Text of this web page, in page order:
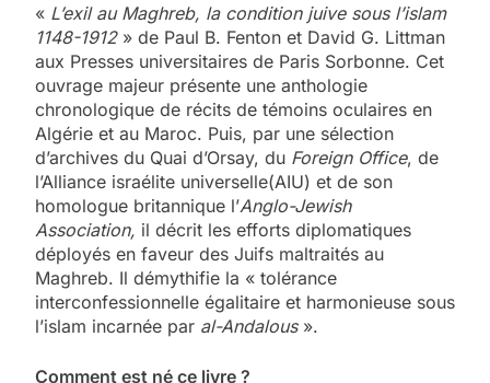
« L’exil au Maghreb, la condition juive sous l’islam
1148-1912» de Paul B. Fenton et David G. Littman
aux Presses universitaires de Paris Sorbonne. Cet
ouvrage majeur présente une anthologie
chronologique de récits de témoins oculaires en
Algérie et au Maroc. Puis, par une sélection
d’archives du Quai d’Orsay, du Foreign Office, de
l’Alliance israélite universelle(AIU) et de son
homologue britannique l’Anglo-Jewish
Association, il décrit les efforts diplomatiques
déployés en faveur des Juifs maltraités au
Maghreb. Il démythifie la « tolérance
interconfessionnelle égalitaire et harmonieuse sous
l’islam incarnée par al-Andalous».
Comment est né ce livre ?